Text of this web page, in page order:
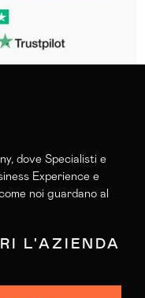
dove Specialisti e
Experience e
noi guardano al
L'AZIENDA